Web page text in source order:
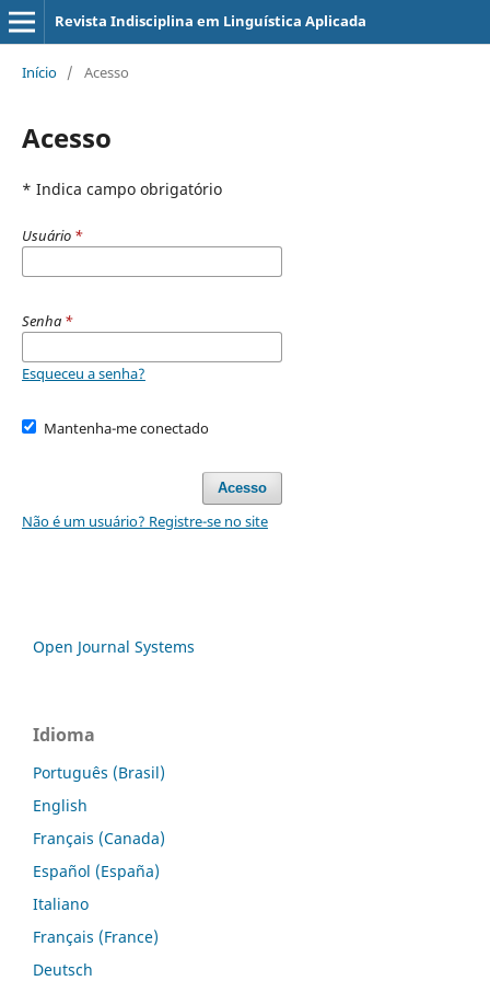
Revista Indisciplina em Linguística Aplicada
Início / Acesso
Acesso
* Indica campo obrigatório
Usuário *
Senha *
Esqueceu a senha?
Mantenha-me conectado
Acesso
Não é um usuário? Registre-se no site
Open Journal Systems
Idioma
Português (Brasil)
English
Français (Canada)
Español (España)
Italiano
Français (France)
Deutsch